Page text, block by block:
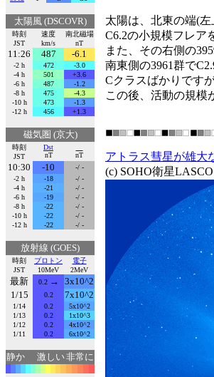
太陽風 (DSCOVR)
時刻
JST
速度
km/s
南北磁場
nT
11:26 487 -6.1
-2 h 472
-3.0
-4 h
501
+3.6
-6 h
487
-1.2
-8 h
475
-4.3
-10 h
473
-1.3
-12 h
456 +1.3
磁気圏 (京大)
時刻
JST
Dst
nT
nT
10:30 -10
-/ -
-2 h
-18
-/ -
-4 h
-21
-/ -
-6 h
-19
-/ -
-8 h
-22
-/ -
-10 h
-22
-/ -
-12 h
-22 -/ -
放射線 (GOES)
時刻
JST
プロトン
10MeV
電子
2MeV
最新 0.2→
3x10^2
1/15
0.2 7x10^2
1/14 0.2
5x10^2
1/13
0.2
1x10^3
1/12
0.2
4x10^2
1/11
0.2 6x10^2
静か 激しい非常に
太陽は、北東の端(左
C6.2の小規模フレア
また、その右側の
南東側の3961群で
Cクラスばかりです
この後、活動の規模
アトラス彗星が雄大
(c) SOHO衛星